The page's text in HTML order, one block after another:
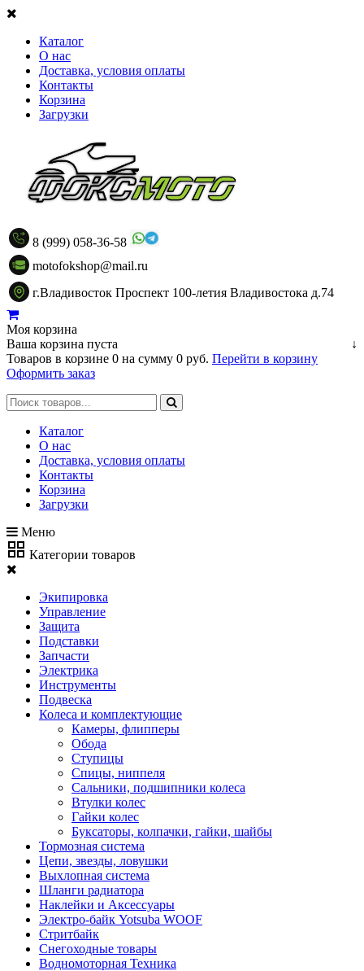
Каталог
О нас
Доставка, условия оплаты
Контакты
Корзина
Загрузки
8 (999) 058-36-58
motofokshop@mail.ru
г.Владивосток Проспект 100-летия Владивостока д.74
Моя корзина
↓
Ваша корзина пуста
Товаров в корзине 0 на сумму 0 руб. Перейти в корзину
Оформить заказ
Каталог
О нас
Доставка, условия оплаты
Контакты
Корзина
Загрузки
Меню
Категории товаров
Экипировка
Управление
Защита
Подставки
Запчасти
Электрика
Инструменты
Подвеска
Колеса и комплектующие
Камеры, флипперы
Обода
Ступицы
Спицы, ниппеля
Сальники, подшипники колеса
Втулки колес
Гайки колес
Буксаторы, колпачки, гайки, шайбы
Тормозная система
Цепи, звезды, ловушки
Выхлопная система
Шланги радиатора
Наклейки и Аксессуары
Электро-байк Yotsuba WOOF
Стритбайк
Снегоходные товары
Водномоторная Техника